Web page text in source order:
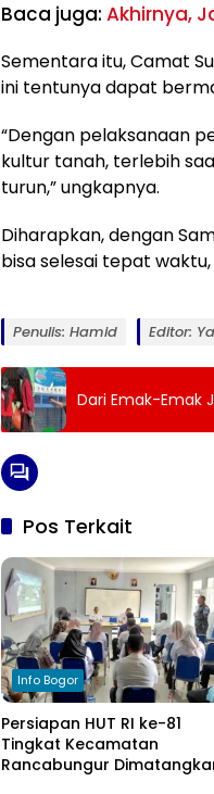
Baca juga: Akhirnya,
Sementara itu, Camat
ini tentunya dapat
“Dengan pelaksanaan
kultur tanah, terlebih
turun,” ungkapnya.
Diharapkan, dengan
bisa selesai tepat
Penulis: Hamid Editor:
Dari Emak-Emak
Pos Terkait
Info Bogor
Persiapan HUT RI ke-81
Tingkat Kecamatan
Rancabungur